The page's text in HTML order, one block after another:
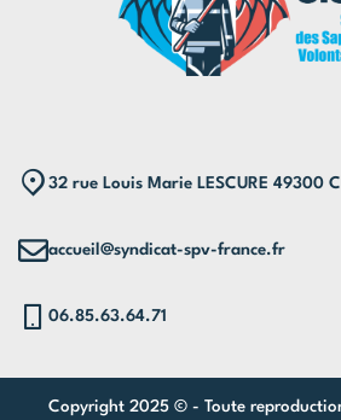
32 rue Louis Marie LESCURE 49300
accueil@syndicat-spv-france.fr
06.85.63.64.71
Copyright 2025 © - Toute